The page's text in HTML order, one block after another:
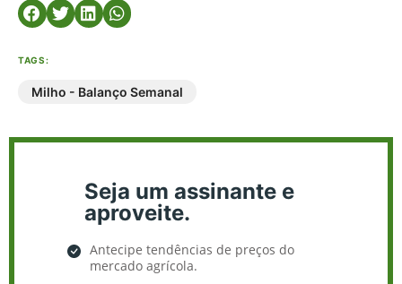
TAGS:
Milho - Balanço Semanal
Seja um assinante e
aproveite.
Antecipe tendências de preços do
mercado agrícola.